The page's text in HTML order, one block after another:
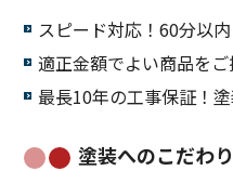
スピード対応！60分以
適正金額でよい商品をご
最長10年の工事保証！
塗装へのこだわり